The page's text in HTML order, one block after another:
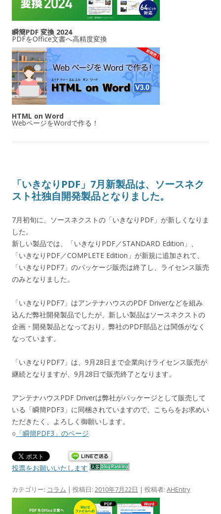
瞬簡PDF 変換 2024
PDFをOffice文書へ高精度変換
HTML on Word
WebページをWordで作る！
「いきなりPDF」7月新製品は、ソースネク
スト社独自開発製品となりました。
7月初旬に、ソースネクストの「いきなりPDF」が新しくなりま
した。
新しい製品では、「いきなりPDF／STANDARD Edition」、
「いきなりPDF／COMPLETE Edition」が新規に追加されて、
「いきなりPDF7」のパッケージ販売は終了し、ライセンス販売
のみとなりました。
「いきなりPDF7」はアンテナハウスのPDF Driverなどを組み
込んだ弊社開発製品でしたが、新しい製品はソースネクストの
企画・開発製品となっており、弊社のPDF部品とは関係がなく
なっています。
「いきなりPDF7」は、9月28日まで企業向けライセンス販売が
継続となりますが、9月28日で販売終了となります。
アンテナハウスPDF Driverは弊社がパッケージとして販売して
いる「瞬簡PDF3」に同梱されていますので、こちらをお求めい
ただきたく、よろしく御願いします。
○ 「瞬簡PDF3」のページ
投票をお願いいたします
カテゴリー: コラム | 投稿日: 2010年7月22日 | 投稿者: AHEntry